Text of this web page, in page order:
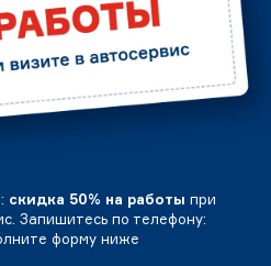
скидка 50% на работы при
Запишитесь по телефону:
форму ниже